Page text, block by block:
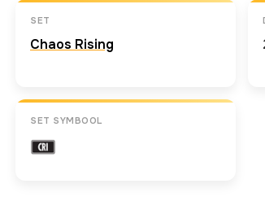
SET
Chaos Rising
SET SYMBOOL